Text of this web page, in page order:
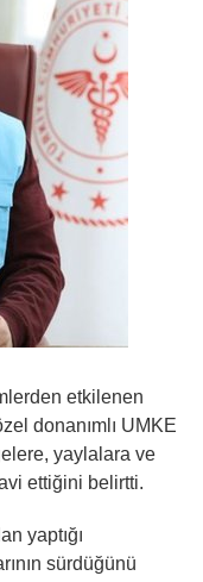
etkilenen
donanımlı UMKE
yaylalara ve
ettiğini belirtti.
yaptığı
sürdüğünü